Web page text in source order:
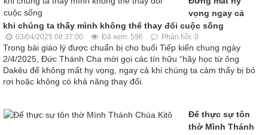
vọng ngay cả
khi chúng ta thấy mình không thể thay đổi cuộc sống
03/04/2025 08:37:00 Đã xem: 596 Phản hồi: 0
Trong bài giáo lý được chuẩn bị cho buổi Tiếp kiến chung ngày
2/4/2025, Đức Thánh Cha mời gọi các tín hữu “hãy học từ ông
Dakêu để không mất hy vọng, ngay cả khi chúng ta cảm thấy bị bỏ
rơi hoặc không có khả năng thay đổi.
Để thực sự tôn
thờ Mình Thánh